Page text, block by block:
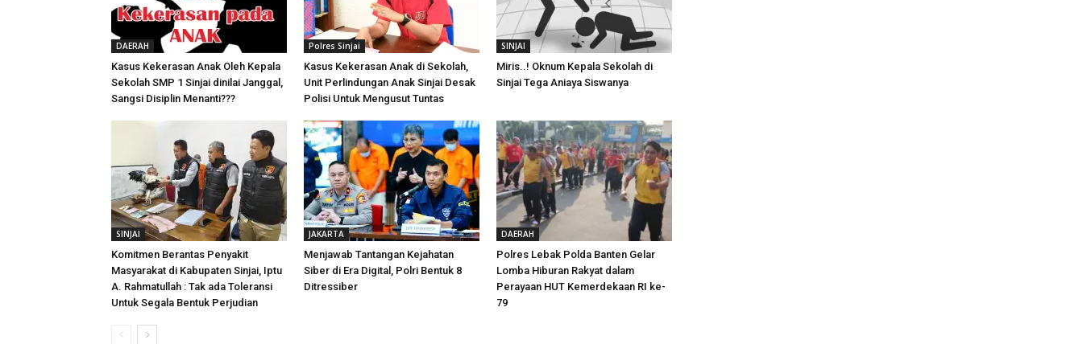
DAERAH
Kasus Kekerasan Anak Oleh Kepala
Sekolah SMP 1 Sinjai dinilai Janggal,
Sangsi Disiplin Menanti???
Polres Sinjai
Kasus Kekerasan Anak di Sekolah,
Unit Perlindungan Anak Sinjai Desak
Polisi Untuk Mengusut Tuntas
SINJAI
Miris..! Oknum Kepala Sekolah di
Sinjai Tega Aniaya Siswanya
SINJAI
Komitmen Berantas Penyakit
Masyarakat di Kabupaten Sinjai, Iptu
A. Rahmatullah : Tak ada Toleransi
Untuk Segala Bentuk Perjudian
JAKARTA
Menjawab Tantangan Kejahatan
Siber di Era Digital, Polri Bentuk 8
Ditressiber
DAERAH
Polres Lebak Polda Banten Gelar
Lomba Hiburan Rakyat dalam
Perayaan HUT Kemerdekaan RI ke-
79